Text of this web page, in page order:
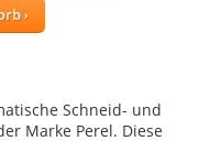
Schneid- und
Marke Perel. Diese